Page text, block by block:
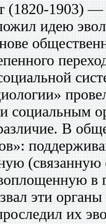
(1820-1903) —
идею
социальным
В
(связанную
в
эти
их